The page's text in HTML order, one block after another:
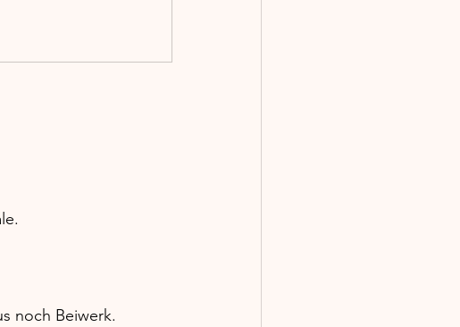
noch Beiwerk.